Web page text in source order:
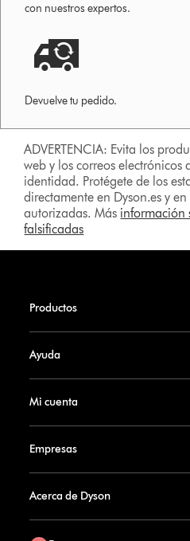
con nuestros expertos.
Devuelve tu pedido.
ADVERTENCIA: Evita los
web y los correos electrónicos
identidad. Protégete de los
directamente en Dyson.es y
autorizadas. Más información
falsificadas
Productos
Ayuda
Mi cuenta
Empresas
Acerca de Dyson